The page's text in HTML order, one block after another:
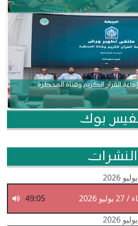
القرآن الكريم وقناة المحظرة
بوك
النشرات
2026
49:05